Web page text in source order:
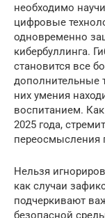
необходимо
цифровые
одновременно
кибербуллинга.
становится все
дополнительные
них умения
воспитанием.
2025 года,
переосмысления
Нельзя
как случаи
подчеркивают
безопасной